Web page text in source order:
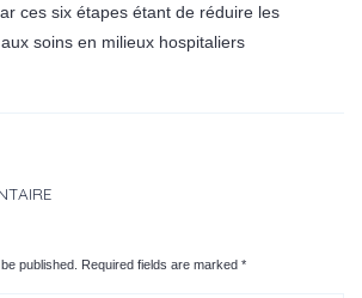
ces six étapes étant de réduire les
soins en milieux hospitaliers
published. Required fields are marked *